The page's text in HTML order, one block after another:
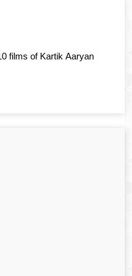
10 films of Kartik Aaryan